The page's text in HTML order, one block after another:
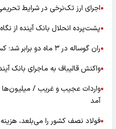
●اجرای ارز تک‌نرخی در شرایط
●پشت‌پرده انحلال بانک آینده از
●ران گوساله در ۳ ماه دو برابر شد؛ کسی حواسش هست؟
●واکنش قالیباف به ماجرای بانک
●واردات عجیب و غریب / میلیون‌ها
آمد
●فولاد نصف کشور را می‌بلعد، هزینه